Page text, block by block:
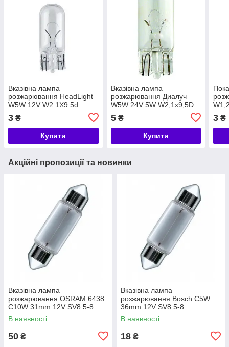
Вказівна лампа
розжарювання HeadLight
W5W 12V W2.1X9.5d
(габарит/номерний знак/
салон)
3 ₴
Купити
Вказівна лампа
розжарювання Диалуч
W5W 24V 5W W2,1x9,5D
5₴
Купити
3 ₴
Акційні пропозиції та новинки
Вказівна лампа
розжарювання OSRAM 6438
C10W 31mm 12V SV8.5-8
5X10FS
В наявності
50 ₴
Вказівна лампа
розжарювання Bosch C5W
36mm 12V SV8.5-8
(1987302211)
В наявності
18 ₴